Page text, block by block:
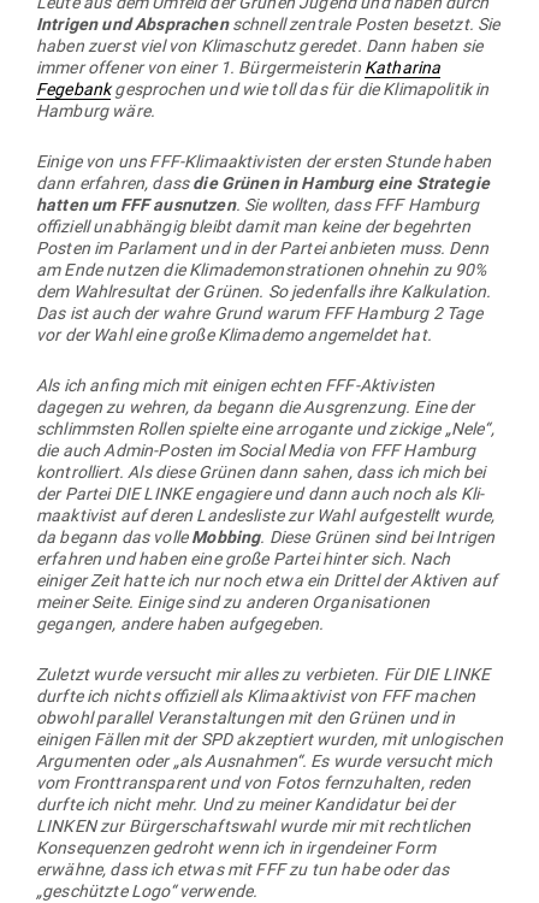
Intrigen und Absprachenschnell zen­trale Posten besetzt. Sie
haben zuerst viel von Kli­ma­schutz geredet. Dann haben sie
immer offener von einer 1. Bür­ger­meis­terin Katharina
Fegebankgesprochen und wie toll das für die Kli­ma­po­litik in
Hamburg wäre.
Einige von uns FFF-Kli­ma­ak­ti­visten der ersten Stunde haben
dann erfahren, dassdie Grünen in Hamburg eine Stra­tegie
hatten um FFF aus­nutzen. Sie wollten, dass FFF Hamburg
offi­ziell unab­hängig bleibt damit man keine der begehrten
Posten im Par­lament und in der Partei anbieten muss. Denn
am Ende nutzen die Kli­ma­de­mons­tra­tionen ohnehin zu 90%
dem Wahl­re­sultat der Grünen. So jeden­falls ihre Kal­ku­lation.
Das ist auch der wahre Grund warum FFF Hamburg 2 Tage
vor der Wahl eine große Kli­mademo ange­meldet hat.
Als ich anfing mich mit einigen echten FFF-Akti­visten
dagegen zu wehren, da begann die Aus­grenzung. Eine der
schlimmsten Rollen spielte eine arro­gante und zickige „Nele“,
die auch Admin-Posten im Social Media von FFF Hamburg
kon­trol­liert. Als diese Grünen dann sahen, dass ich mich bei
der Partei DIE LINKE enga­giere und dann auch noch als Kli­
ma­ak­tivist auf deren Lan­des­liste zur Wahl auf­ge­stellt wurde,
da begann das volleMobbing. Diese Grünen sind bei Intrigen
erfahren und haben eine große Partei hinter sich. Nach
einiger Zeit hatte ich nur noch etwa ein Drittel der Aktiven auf
meiner Seite. Einige sind zu anderen Orga­ni­sa­tionen
gegangen, andere haben aufgegeben.
Zuletzt wurde ver­sucht mir alles zu ver­bieten. Für DIE LINKE
durfte ich nichts offi­ziell als Kli­ma­ak­tivist von FFF machen
obwohl par­allel Ver­an­stal­tungen mit den Grünen und in
einigen Fällen mit der SPD akzep­tiert wurden, mit unlo­gi­schen
Argu­menten oder „als Aus­nahmen“. Es wurde ver­sucht mich
vom Front­trans­parent und von Fotos fern­zu­halten, reden
durfte ich nicht mehr. Und zu meiner Kan­di­datur bei der
LINKEN zur Bür­ger­schaftswahl wurde mir mit recht­lichen
Kon­se­quenzen gedroht wenn ich in irgend­einer Form
erwähne, dass ich etwas mit FFF zu tun habe oder das
„geschützte Logo“ verwende.